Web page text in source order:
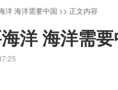
洋 海洋需要中国 >> 正文内容
洋 海洋需